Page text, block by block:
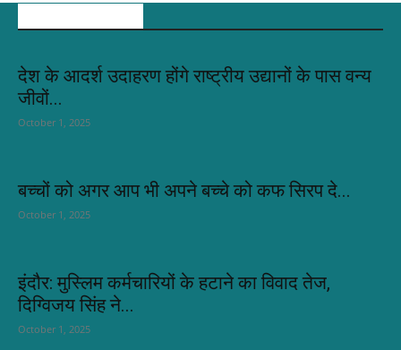
देश के आदर्श उदाहरण होंगे राष्ट्रीय उद्यानों के पास वन्य
जीवों...
October 1, 2025
बच्चों को अगर आप भी अपने बच्चे को कफ सिरप दे...
October 1, 2025
इंदौर: मुस्लिम कर्मचारियों के हटाने का विवाद तेज,
दिग्विजय सिंह ने...
October 1, 2025